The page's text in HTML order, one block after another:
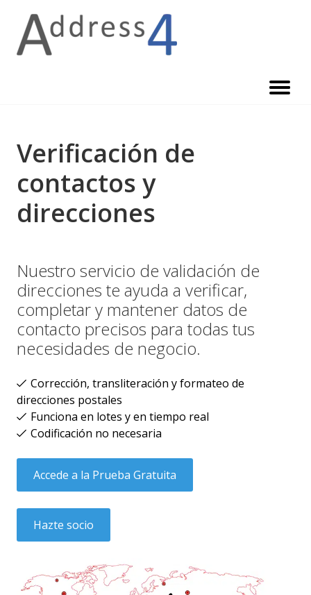
content
Verificación de
contactos y
direcciones
Nuestro servicio de validación de
direcciones te ayuda a verificar,
completar y mantener datos de
contacto precisos para todas tus
necesidades de negocio.
Corrección, transliteración y formateo de
direcciones postales
Funciona en lotes y en tiempo real
Codificación no necesaria
Accede a la Prueba Gratuita
Hazte socio